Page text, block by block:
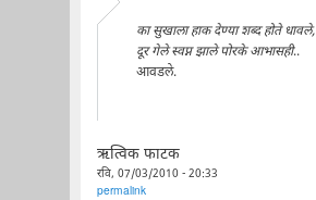
का सुखाला हाक देण्या शब्द होते धावले,
दूर गेले स्वप्न झाले पोरके आभासही..
आवडले.
ऋत्विक फाटक
रवि, 07/03/2010 - 20:33
permalink